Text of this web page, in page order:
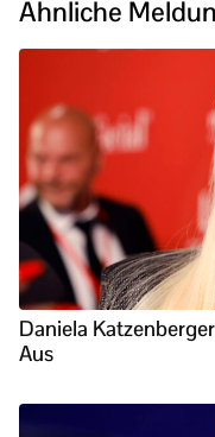
Ähnliche
Daniela
Aus